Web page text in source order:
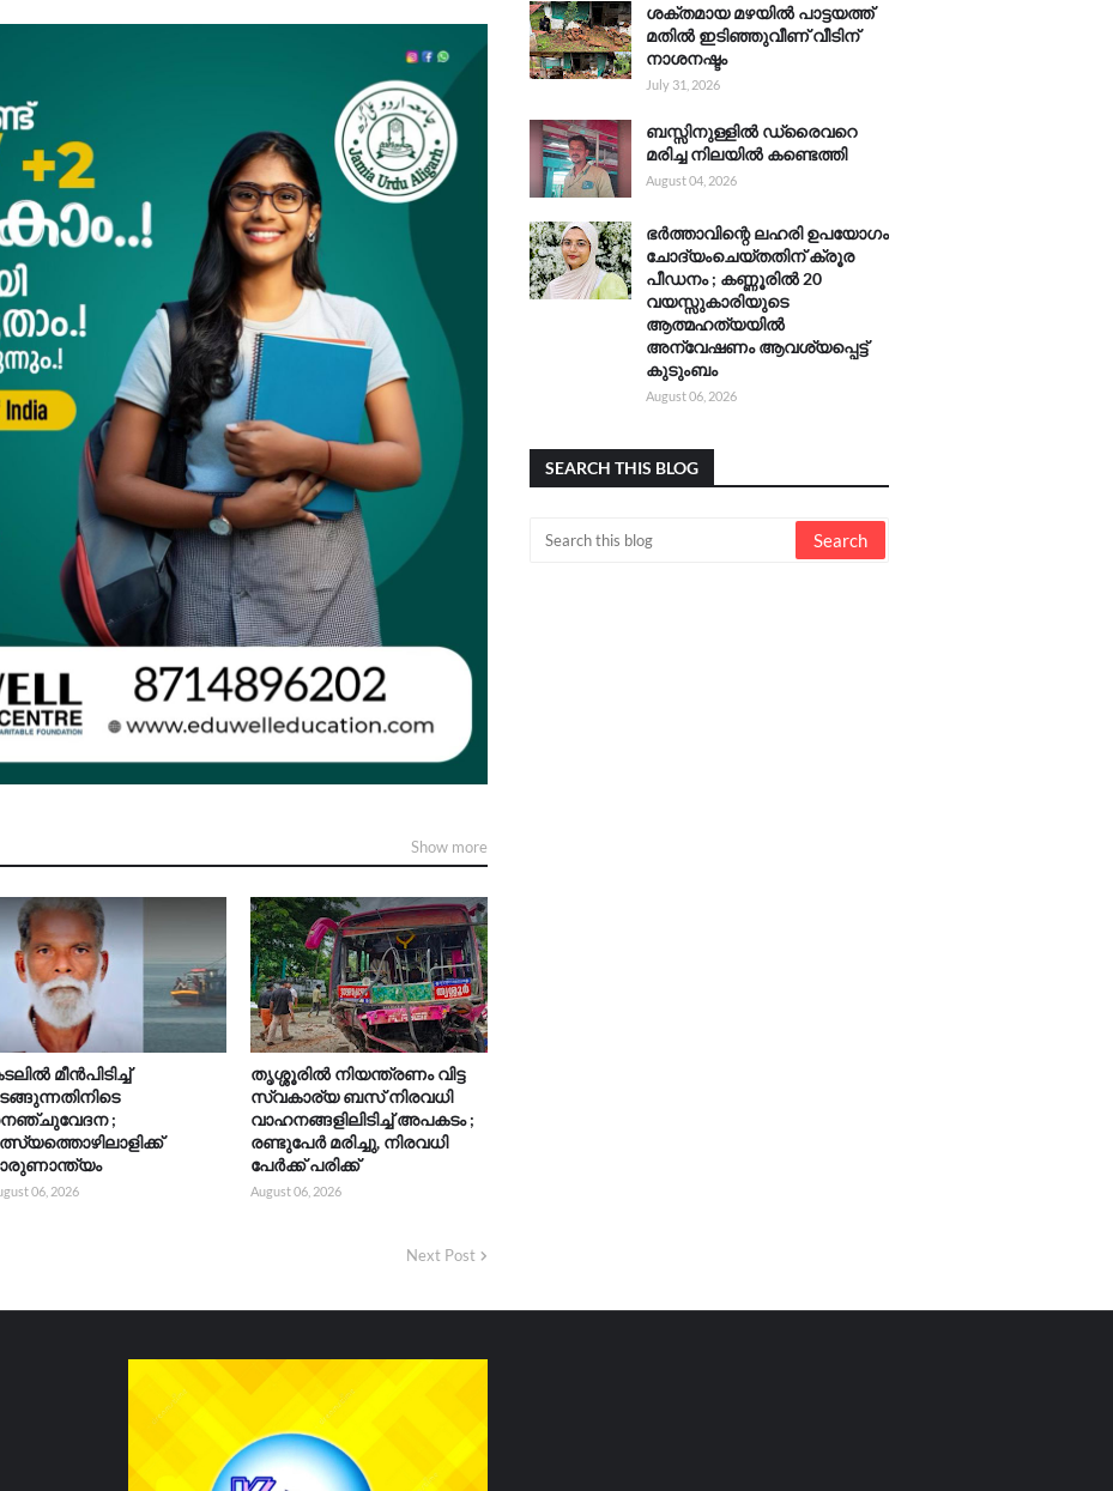
Show more
മീൻപിടിച്ച്
;
06, 2026
തൃശ്ശൂരിൽ നിയന്ത്രണം വിട്ട
സ്വകാര്യ ബസ് നിരവധി
വാഹനങ്ങളിലിടിച്ച് അപകടം ;
രണ്ടുപേർ മരിച്ചു, നിരവധി
പേർക്ക് പരിക്ക്
August 06, 2026
Next Post
ശക്തമായ മഴയിൽ പാട്ടയത്ത്
മതിൽ ഇടിഞ്ഞുവീണ് വീടിന്
നാശനഷ്ടം
July 31, 2026
ബസ്സിനുള്ളിൽ ഡ്രൈവറെ
മരിച്ച നിലയിൽ കണ്ടെത്തി
August 04, 2026
ഭർത്താവിന്റെ ലഹരി ഉപയോഗം
ചോദ്യംചെയ്തതിന് ക്രൂര
പീഡനം ; കണ്ണൂരിൽ 20
വയസ്സുകാരിയുടെ
ആത്മഹത്യയിൽ
അന്വേഷണം ആവശ്യപ്പെട്ട്
കുടുംബം
August 06, 2026
SEARCH THIS BLOG